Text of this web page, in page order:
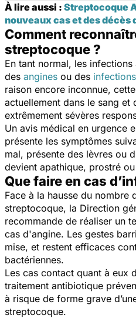
À lire aussi : Streptocoque
nouveaux cas et des décès
Comment
streptocoque ?
En tant normal, les
des angines ou des
raison encore inconnue,
actuellement dans le sang et
extrêmement sévères
Un avis médical en urgence
présente les symptômes
mal, présente des lèvres ou
devient apathique, prostré
Que faire en cas
Face à la hausse du nombre
streptocoque, la Direction
recommande de réaliser un
cas d'angine. Les gestes
mise, et restent efficaces
bactériennes.
Les cas contact quant à eux
traitement antibiotique
à risque de forme grave
streptocoque.